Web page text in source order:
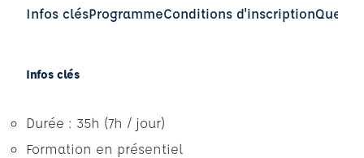
Infos clésProgrammeConditions d'inscription
Infos clés
Durée : 35h (7h / jour)
Formation en présentiel